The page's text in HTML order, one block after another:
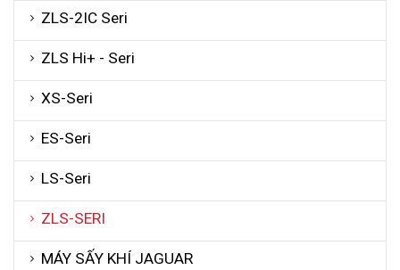
ZLS-2IC Seri
ZLS Hi+ - Seri
XS-Seri
ES-Seri
LS-Seri
ZLS-SERI
MÁY SẤY KHÍ JAGUAR